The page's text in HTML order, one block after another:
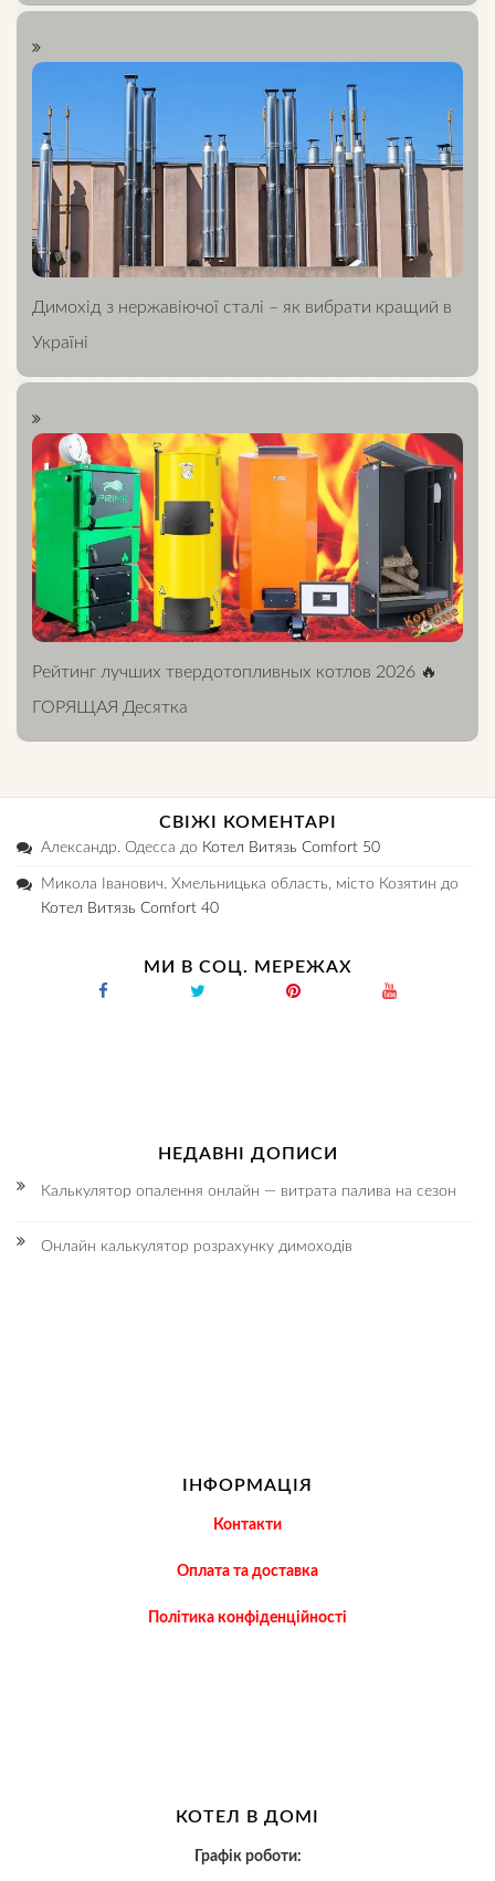
Димохід з нержавіючої сталі – як вибрати кращий в
Україні
Рейтинг лучших твердотопливных котлов 2026 🔥
ГОРЯЩАЯ Десятка
СВІЖІ КОМЕНТАРІ
Александр. Одесса до Котел Витязь Comfort 50
Микола Іванович. Хмельницька область, місто Козятин до
Котел Витязь Comfort 40
МИ В СОЦ. МЕРЕЖАХ
НЕДАВНІ ДОПИСИ
Калькулятор опалення онлайн — витрата палива на сезон
Онлайн калькулятор розрахунку димоходів
ІНФОРМАЦІЯ
Контакти
Оплата та доставка
Політика конфіденційності
КОТЕЛ В ДОМІ
Графік роботи: